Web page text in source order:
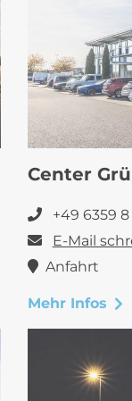
Center
+49 6359
E-Mail
Anfahrt
Mehr Infos